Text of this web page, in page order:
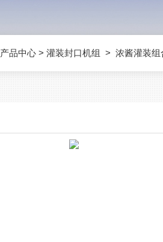
产品中心 > 灌装封口机组 > 浓酱灌装组